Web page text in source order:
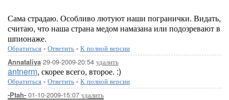
Сама страдаю. Особливо лютуют наши погранички. Видать,
считаю, что наша страна медом намазана или подозревают в
шпионаже.
Обратиться - Ответить - К полной версии
Annataliya 29-09-2009-20:54 удалить
antnerm, скорее всего, второе. :)
Обратиться - Ответить - К полной версии
-Ptah- 01-10-2009-15:07 удалить